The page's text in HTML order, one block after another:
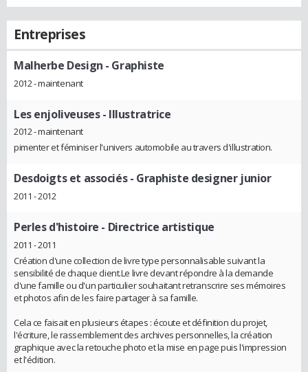
Entreprises
Malherbe Design - Graphiste
2012 - maintenant
Les enjoliveuses- Illustratrice
2012 - maintenant
pimenter et féminiser l'univers automobile au travers d'illustration.
Desdoigts et associés- Graphiste designer junior
2011 - 2012
Perles d'histoire - Directrice artistique
2011 - 2011
Création d'une collection de livre type personnalisable suivant la
sensibilité de chaque client.Le livre devant répondre à la demande
d'une famille ou d'un particulier souhaitant retranscrire ses mémoires
et photos afin de les faire partager à sa famille.
Cela ce faisait en plusieurs étapes : écoute et définition du projet,
l'écriture, le rassemblement des archives personnelles, la création
graphique avec la retouche photo et la mise en page puis l'impression
et l'édition.